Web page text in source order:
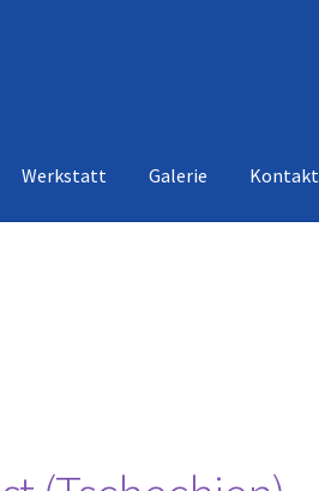
Werkstatt Galerie Kontakt